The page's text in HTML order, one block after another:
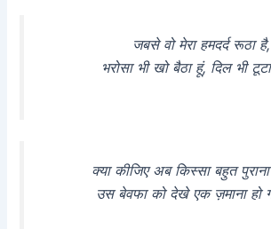
जबसे वो मेरा हमदर्द रूठा है,
भरोसा भी खो बैठा हूं, दिल भी
क्या कीजिए अब किस्सा बहुत पुराना
उस बेवफा को देखे एक ज़माना हो